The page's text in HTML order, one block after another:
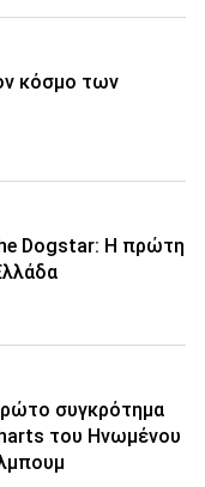
κόσμο των
Dogstar: Η πρώτη
συγκρότημα
του Ηνωμένου